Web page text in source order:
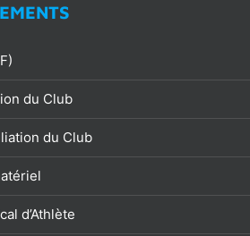
du Club
du Club
d’Athlète